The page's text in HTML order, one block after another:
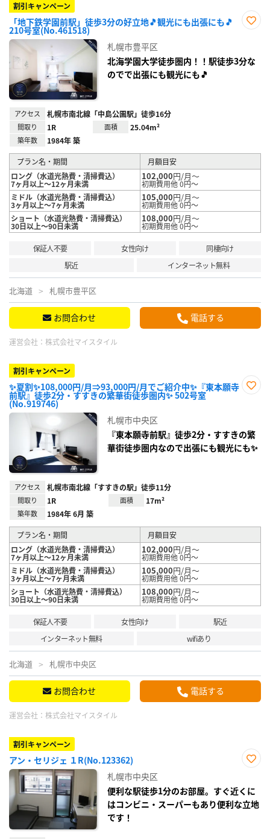
割引キャンペーン
「地下鉄学園前駅」徒歩3分の好立地🎵観光にも出張にも🎵
210号室(No.461518)
録
札幌市豊平区
北海学園大学徒歩圏内！！駅徒歩3分な
のでで出張にも観光にも🎵
アクセス 札幌市南北線「中島公園駅」徒歩16分
間取り 1R 面積 25.04m²
築年数 1984年 築
プラン名・期間
月額目安
ロング（水道光熱費・清掃費込）
7ヶ月以上～12ヶ月未満
102,000円/月～
初期費用他 0円～
ミドル（水道光熱費・清掃費込）
3ヶ月以上～7ヶ月未満
105,000円/月～
初期費用他 0円～
ショート（水道光熱費・清掃費込）
30日以上～90日未満
108,000円/月～
初期費用他 0円～
保証人不要 女性向け
同棲向け
駅近
インターネット無料
北海道 札幌市豊平区
お問合わせ 電話する
運営会社： 株式会社マイスタイル
割引キャンペーン
✨夏割✨108,000円/月⇒93,000円/月でご紹介中✨『東本願寺
前駅』徒歩2分・すすきの繁華街徒歩圏内✨ 502号室
(No.919746)
札幌市中央区
『東本願寺前駅』徒歩2分・すすきの繁
華街徒歩圏内なので出張にも観光にも✨
アクセス 札幌市南北線「すすきの駅」徒歩11分
間取り 1R 面積 17m²
築年数 1984年 6月 築
プラン名・期間
月額目安
ロング（水道光熱費・清掃費込）
7ヶ月以上～12ヶ月未満
102,000円/月～
初期費用他 0円～
ミドル（水道光熱費・清掃費込）
3ヶ月以上～7ヶ月未満
105,000円/月～
初期費用他 0円～
ショート（水道光熱費・清掃費込）
30日以上～90日未満
108,000円/月～
初期費用他 0円～
保証人不要 女性向け
駅近
インターネット無料
wifiあり
北海道 札幌市中央区
お問合わせ 電話する
運営会社： 株式会社マイスタイル
割引キャンペーン
アン・セリジェ １R(No.123362)
り登
録
札幌市中央区
便利な駅徒歩1分のお部屋。すぐ近くに
はコンビニ・スーパーもあり便利な立地
です！